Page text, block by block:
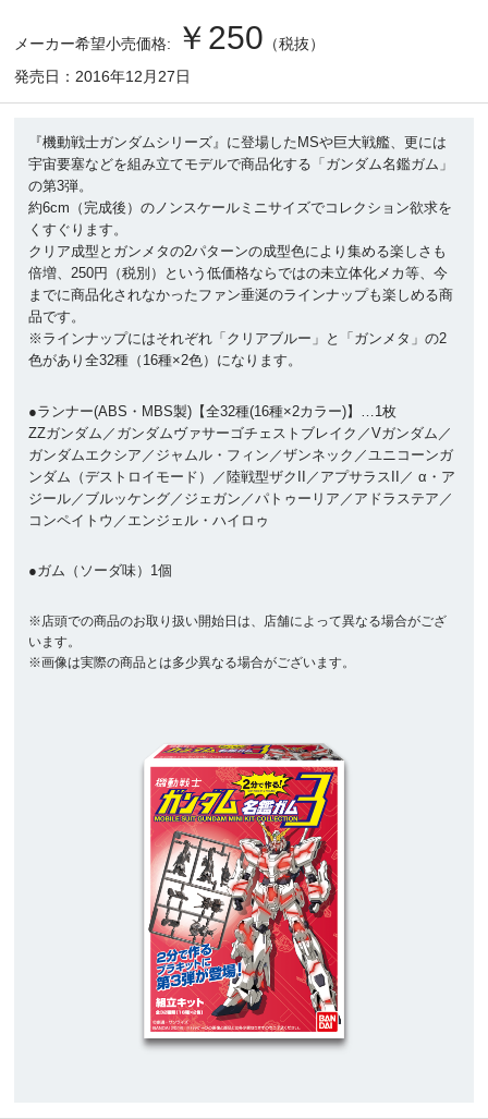
メーカー希望小売価格: ￥250 （税抜）
発売日：2016年12月27日
『機動戦士ガンダムシリーズ』に登場したMSや巨大戦艦、更には
宇宙要塞などを組み立てモデルで商品化する「ガンダム名鑑ガム」
の第3弾。
約6cm（完成後）のノンスケールミニサイズでコレクション欲求を
くすぐります。
クリア成型とガンメタの2パターンの成型色により集める楽しさも
倍増、250円（税別）という低価格ならではの未立体化メカ等、今
までに商品化されなかったファン垂涎のラインナップも楽しめる商
品です。
※ラインナップにはそれぞれ「クリアブルー」と「ガンメタ」の2
色があり全32種（16種×2色）になります。
●ランナー(ABS・MBS製)【全32種(16種×2カラー)】…1枚
ZZガンダム／ガンダムヴァサーゴチェストブレイク／Vガンダム／
ガンダムエクシア／ジャムル・フィン／ザンネック／ユニコーンガ
ンダム（デストロイモード）／陸戦型ザクII／アプサラスII／ α・ア
ジール／ブルッケング／ジェガン／パトゥーリア／アドラステア／
コンペイトウ／エンジェル・ハイロゥ
●ガム（ソーダ味）1個
※店頭での商品のお取り扱い開始日は、店舗によって異なる場合がござ
います。
※画像は実際の商品とは多少異なる場合がございます。